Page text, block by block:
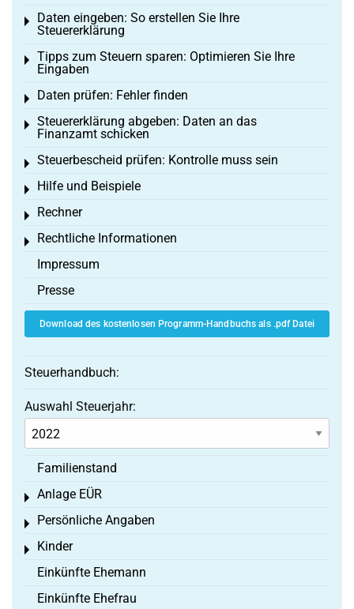
Daten eingeben: So erstellen Sie Ihre
Steuererklärung
Toggle menu
Tipps zum Steuern sparen: Optimieren Sie Ihre
Eingaben
Toggle menu
Daten prüfen: Fehler finden
Toggle menu
Steuererklärung abgeben: Daten an das
Finanzamt schicken
Toggle menu
Steuerbescheid prüfen: Kontrolle muss sein
Toggle menu
Hilfe und Beispiele
Toggle menu
Rechner
Toggle menu
Rechtliche Informationen
Toggle menu
Impressum
Presse
Download des kostenlosen Programm-Handbuchs als .pdf Datei
Steuerhandbuch:
Auswahl Steuerjahr:
Familienstand
Anlage EÜR
Toggle menu
Persönliche Angaben
Toggle menu
Kinder
Toggle menu
Einkünfte Ehemann
Einkünfte Ehefrau